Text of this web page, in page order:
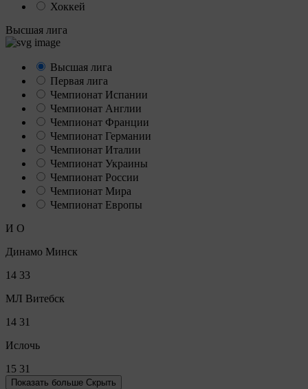
Хоккей
Высшая лига
Высшая лига
Первая лига
Чемпионат Испании
Чемпионат Англии
Чемпионат Франции
Чемпионат Германии
Чемпионат Италии
Чемпионат Украины
Чемпионат России
Чемпионат Мира
Чемпионат Европы
И О
Динамо Минск
14 33
МЛ Витебск
14 31
Ислочь
15 31
Показать больше Скрыть